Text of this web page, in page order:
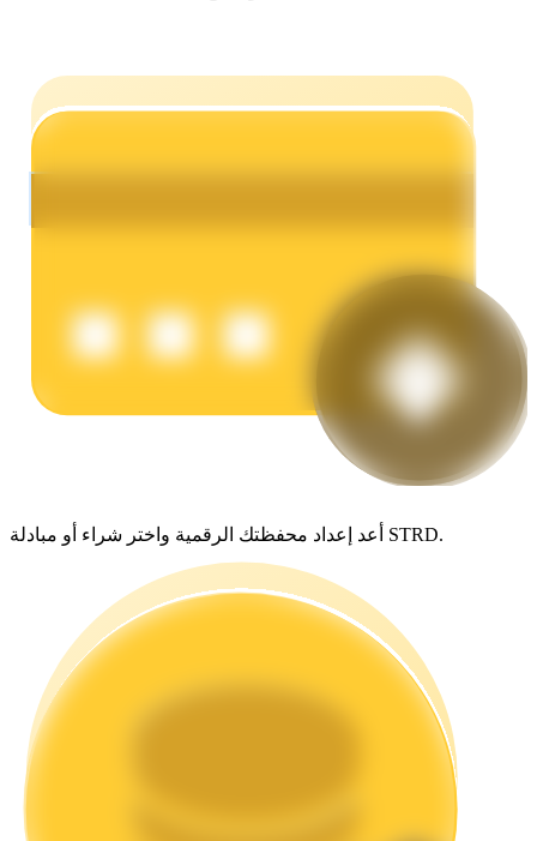
يكسب
خنزير الطاقة
احصل على مكافآت تنافسية يوميًا
أعد إعداد محفظتك الرقمية واختر شراء أو مبادلة STRD.